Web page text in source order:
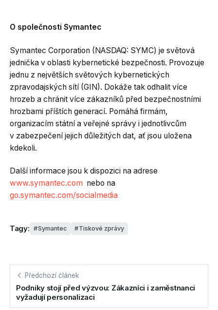
O společnosti Symantec
Symantec Corporation (NASDAQ: SYMC) je světová
jednička v oblasti kybernetické bezpečnosti. Provozuje
jednu z největších světových kybernetických
zpravodajských sítí (GIN). Dokáže tak odhalit více
hrozeb a chránit více zákazníků před bezpečnostními
hrozbami příštích generací. Pomáhá firmám,
organizacím státní a veřejné správy i jednotlivcům
v zabezpečení jejich důležitých dat, ať jsou uložena
kdekoli.
Další informace jsou k dispozici na adrese
www.symantec.com nebo na
go.symantec.com/socialmedia
Tagy: Symantec Tiskové zprávy
Předchozí článek
Podniky stojí před výzvou: Zákazníci i zaměstnanci
vyžadují personalizaci